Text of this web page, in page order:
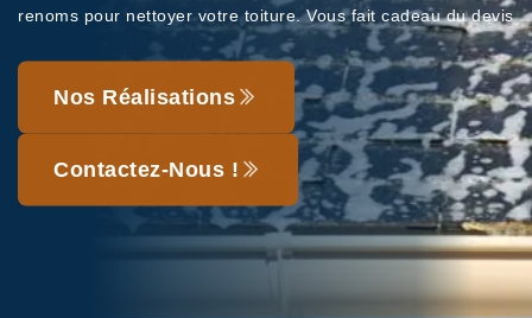
renoms pour nettoyer votre toiture. Vous fait cadeau du devis
Nos Réalisations
Contactez-Nous !